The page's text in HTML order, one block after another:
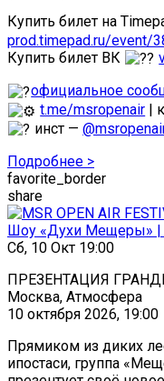
Купить билет на
prod.timepad.ru/event/
Купить билет ВК
официальное
t.me/msropenair |
инст —
Подробнее >
favorite_border
share
Шоу «Духи Мещеры» |
Сб, 10 Окт 19:00
ПРЕЗЕНТАЦИЯ
Москва, Атмосфера
10 октября 2026, 19:00
Прямиком из диких
ипостаси, группа